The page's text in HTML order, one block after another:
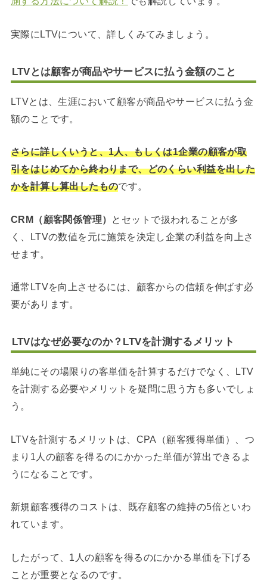
実際にLTVについて、詳しくみてみましょう。
LTVとは顧客が商品やサービスに払う金額のこと
LTVとは、生涯において顧客が商品やサービスに払う金
額のことです。
さらに詳しくいうと、1人、もしくは1企業の顧客が取
引をはじめてから終わりまで、どのくらい利益を出した
かを計算し算出したものです。
CRM（顧客関係管理） とセットで扱われることが多
く、LTVの数値を元に施策を決定し企業の利益を向上さ
せます。
通常LTVを向上させるには、顧客からの信頼を伸ばす必
要があります。
LTVはなぜ必要なのか？LTVを計測するメリット
単純にその場限りの客単価を計算するだけでなく、LTV
を計測する必要やメリットを疑問に思う方も多いでしょ
う。
LTVを計測するメリットは、CPA（顧客獲得単価）、つ
まり1人の顧客を得るのにかかった単価が算出できるよ
うになることです。
新規顧客獲得のコストは、既存顧客の維持の5倍といわ
れています。
したがって、1人の顧客を得るのにかかる単価を下げる
ことが重要となるのです。